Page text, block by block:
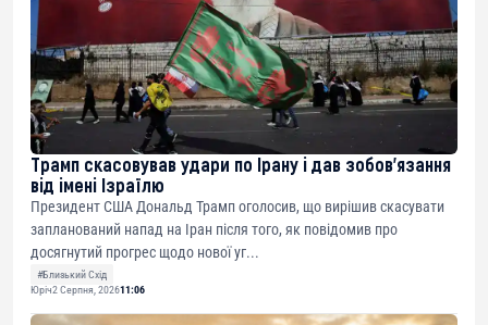
Трамп скасовував удари по Ірану і дав зобов’язання
від імені Ізраїлю
Президент США Дональд Трамп оголосив, що вирішив скасувати
запланований напад на Іран після того, як повідомив про
досягнутий прогрес щодо нової уг...
#Близький Схід
Юріч2 Серпня, 202611:06